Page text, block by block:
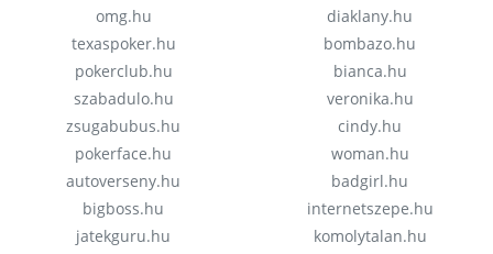
omg.hu
texaspoker.hu
pokerclub.hu
szabadulo.hu
zsugabubus.hu
pokerface.hu
autoverseny.hu
bigboss.hu
jatekguru.hu
diaklany.hu
bombazo.hu
bianca.hu
veronika.hu
cindy.hu
woman.hu
badgirl.hu
internetszepe.hu
komolytalan.hu